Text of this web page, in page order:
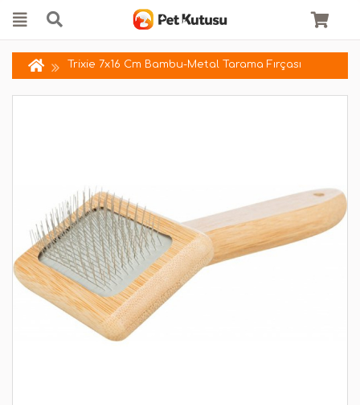
Trixie 7x16 Cm Bambu-Metal Tarama Fırçası